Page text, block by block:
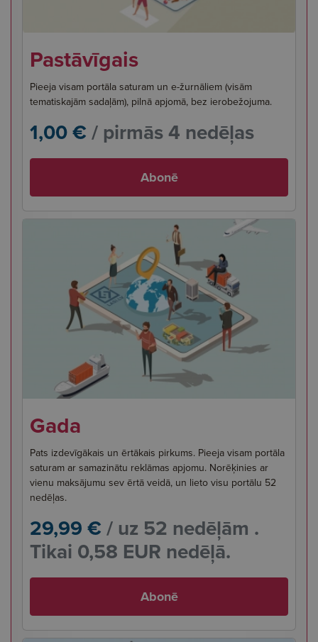
Pastāvīgais
Pieeja visam portāla saturam un e-žurnāliem (visām
tematiskajām sadaļām), pilnā apjomā, bez ierobežojuma.
1,00 € / pirmās 4 nedēļas
Abonē
Gada
Pats izdevīgākais un ērtākais pirkums. Pieeja visam portāla
saturam ar samazinātu reklāmas apjomu. Norēķinies ar
vienu maksājumu sev ērtā veidā, un lieto visu portālu 52
nedēļas.
29,99 € / uz 52 nedēļām .
Tikai 0,58 EUR nedēļā.
Abonē